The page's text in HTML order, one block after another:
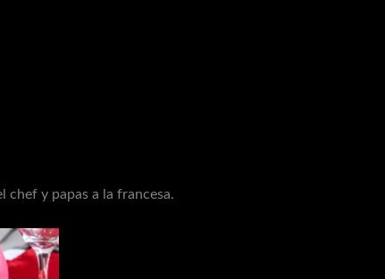
chef y papas a la francesa.